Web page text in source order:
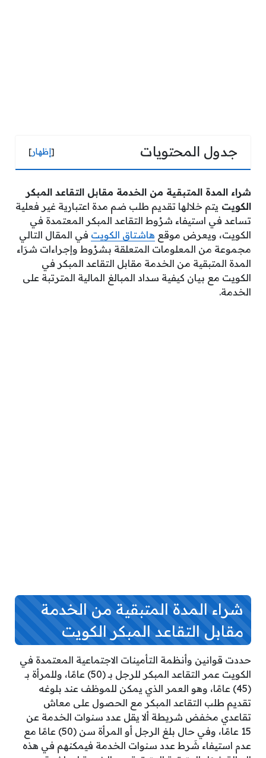
جدول المحتويات [إظهار]
شراء المدة المتبقية من الخدمة مقابل التقاعد المبكر
الكويت يتم خلالها تقديم طلب ضم مدة اعتبارية غير فعلية
تساعد في استيفاء شرُوط التقاعد المبكر المعتمدة في
الكويت، ويعرض موقع هاشتاق الكويت في المقال التالي
مجموعة من المعلومات المتعلقة بشرُوط وإجراءات شرَاء
المدة المتبقية من الخدمة مقابل التقاعد المبكر في
الكويت مع بيان كيفية سداد المبالغ المالية المترتبة على
الخدمة.
شراء المدة المتبقية من الخدمة
مقابل التقاعد المبكر الكويت
حددت قوانين وأنظمة التأمينات الاجتماعية المعتمدة في
الكويت عمر التقاعد المبكر للرجل بـ (50) عامًا، وللمرأة بـ
(45) عامًا، وهو العمر الذي يمكن للموظف عند بلوغه
تقديم طلب التقاعد المبكر مع الحصول على معاش
تقاعدي مخفض شريطة ألا يقل عدد سنوات الخدمة عن
15 عامًا، وفي حال بلغ الرجل أو المرأة سن (50) عامًا مع
عدم استيفاء شَرط عدد سنوات الخدمة فيمكنهم في هذه